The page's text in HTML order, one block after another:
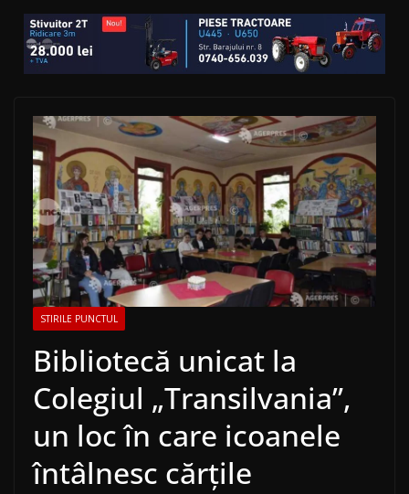
STIRILE PUNCTUL
Bibliotecă unicat la
Colegiul „Transilvania”,
un loc în care icoanele
întâlnesc cărţile